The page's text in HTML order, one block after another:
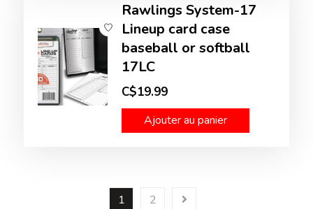
Rawlings System-17
Lineup card case
baseball or softball
17LC
C$19.99
Ajouter au panier
1 2